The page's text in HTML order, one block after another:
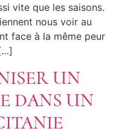
vite que les saisons.
nous voir au
face à la même peur
UN
DANS UN